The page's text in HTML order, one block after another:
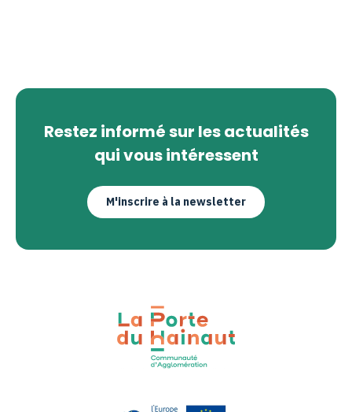
Restez informé sur les actualités
qui vous intéressent
M'inscrire à la newsletter